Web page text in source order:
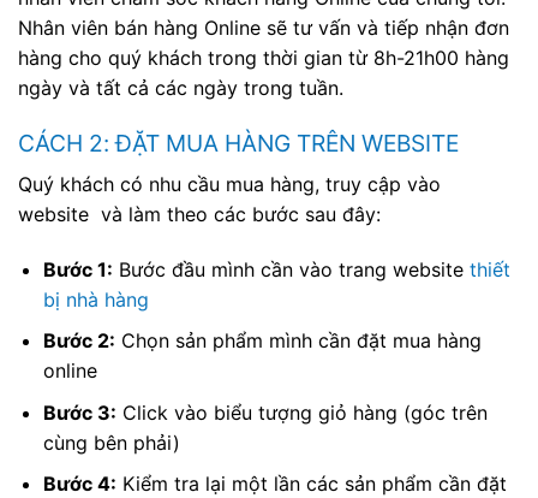
Nhân viên bán hàng Online sẽ tư vấn và tiếp nhận đơn
hàng cho quý khách trong thời gian từ 8h-21h00 hàng
ngày và tất cả các ngày trong tuần.
CÁCH 2: ĐẶT MUA HÀNG TRÊN WEBSITE
Quý khách có nhu cầu mua hàng, truy cập vào
website và làm theo các bước sau đây:
Bước 1: Bước đầu mình cần vào trang website thiết
bị nhà hàng
Bước 2: Chọn sản phẩm mình cần đặt mua hàng
online
Bước 3: Click vào biểu tượng giỏ hàng (góc trên
cùng bên phải)
Bước 4: Kiểm tra lại một lần các sản phẩm cần đặt